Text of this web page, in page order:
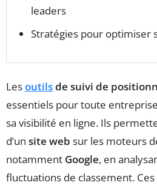
leaders
Stratégies pour optimiser
Lesoutilsde suivi de
essentiels pour toute
sa visibilité en ligne. Ils
d’un site web sur les moteurs
notamment Google, en
fluctuations de classement.